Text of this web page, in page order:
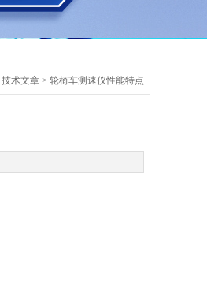
技术文章 > 轮椅车测速仪性能特点